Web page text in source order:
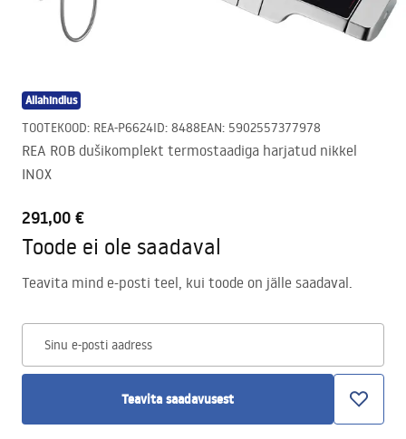
Allahindlus
TOOTEKOOD: REA-P6624ID: 8488EAN: 5902557377978
REA ROB dušikomplekt termostaadiga harjatud nikkel
INOX
291,00 €
Toode ei ole saadaval
Teavita mind e-posti teel, kui toode on jälle saadaval.
Sinu e-posti aadress
Teavita saadavusest